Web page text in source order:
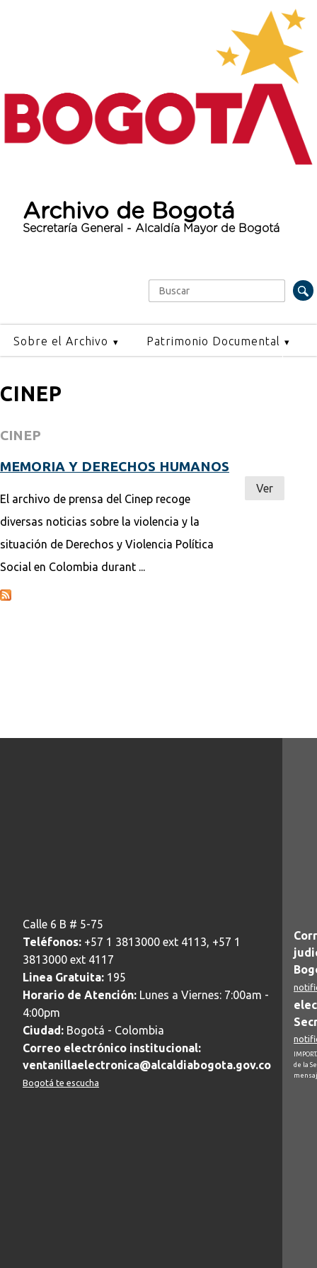
Archivo de Bogotá
Secretaría General - Alcaldía Mayor de Bogotá
Formulario de búsqueda
Buscar
Sobre el Archivo Patrimonio Documental
CINEP
CINEP
MEMORIA Y DERECHOS HUMANOS
El archivo de prensa del Cinep recoge
diversas noticias sobre la violencia y la
situación de Derechos y Violencia Política
Social en Colombia durant ...
Ver
Calle 6 B # 5-75
Teléfonos: +57 1 3813000 ext 4113, +57 1
3813000 ext 4117
Linea Gratuita: 195
Horario de Atención: Lunes a Viernes: 7:00am -
4:00pm
Ciudad: Bogotá - Colombia
Correo electrónico institucional:
ventanillaelectronica@alcaldiabogota.gov.co
Bogotá te escucha
de la